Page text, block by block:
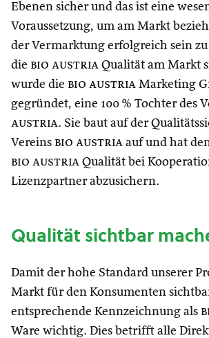
Ebenen sicher und das ist eine
Voraussetzung, um am Markt
der Vermarktung erfolgreich sein
die bio austria Qualität am Markt
wurde die bio austria Marketing
gegründet, eine 100 % Tochter des
austria. Sie baut auf der
Vereins bio austria auf und hat
bio austria Qualität bei
Lizenzpartner abzusichern.
Qualität sichtbar
Damit der hohe Standard unserer
Markt für den Konsumenten
entsprechende Kennzeichnung als
Ware wichtig. Dies betrifft alle